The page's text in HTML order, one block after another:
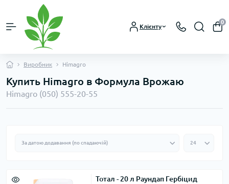
Клієнту
0
Виробник Himagro
Купить Himagro в Формула Врожаю
Himagro (050) 555-20-55
Тотал - 20 л Раундап Гербіцид